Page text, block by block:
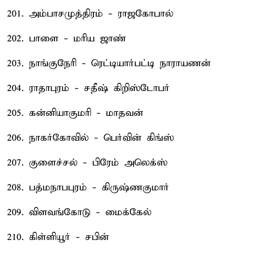
201. அம்பாசமுத்திரம் - ராஜகோபால்
202. பாளை - மரிய ஜாண்
203. நாங்குநேரி - ரெட்டியார்பட்டி நாராயணன்
204. ராதாபுரம் - சதீஷ் கிறிஸ்டோபர்
205. கன்னியாகுமரி - மாதவன்
206. நாகர்கோவில் - பெர்வின் கிங்ஸ்
207. குளைச்சல் - பிரேம் அலெக்ஸ்
208. பத்மநாபபுரம் - கிருஷ்ணகுமார்
209. விளவங்கோடு - மைக்கேல்
210. கிள்ளியூர் - சபின்